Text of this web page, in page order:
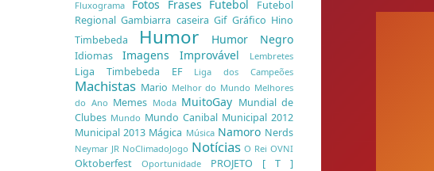
Fluxograma Fotos Frases Futebol
Futebol
RegionalGambiarra caseiraGif Gráfico Hino
Timbebeda
Humor Humor Negro
Idiomas Imagens Improvável Lembretes
Liga Timbebeda EF Liga dos Campeões
Machistas Mario Melhor do Mundo Melhores
do Ano Memes Moda MuitoGay Mundial de
Clubes Mundo Mundo Canibal Municipal 2012
Municipal 2013 Mágica Música Namoro Nerds
Neymar JR NoClimadoJogo NotíciasO ReiOVNI
Oktoberfest Oportunidade PROJETO [ T ]